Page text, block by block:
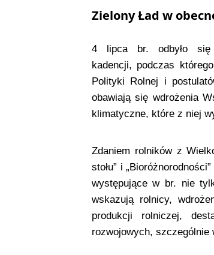
Zielony Ład w
4 lipca br. odbyło się
kadencji, podczas
Polityki Rolnej i
obawiają się wdrożenia
klimatyczne, które z niej
Zdaniem rolników z
stołu” i
występujące w br. nie
wskazują rolnicy,
produkcji rolniczej,
rozwojowych,